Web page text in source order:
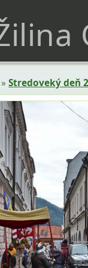
»Stredoveký deň